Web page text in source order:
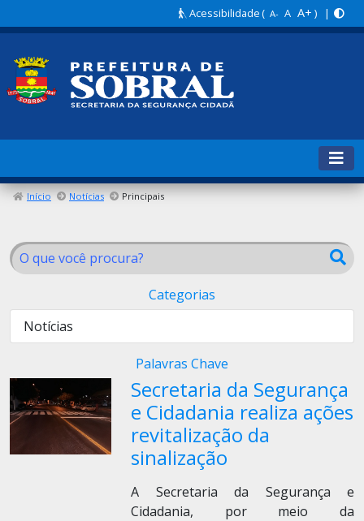
Acessibilidade( A- A A+ ) |
Início Notícias Principais
Categorias
Notícias
Palavras Chave
Secretaria da Segurança
e Cidadania realiza ações
revitalização da
sinalização
A Secretaria da Segurança e
Cidadania, por meio da